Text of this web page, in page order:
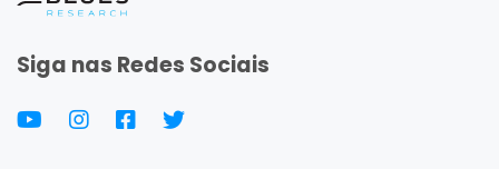
Siga nas Redes Sociais